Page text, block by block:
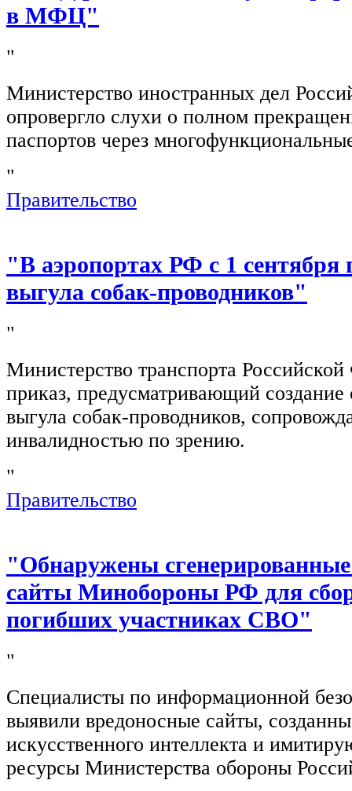
в МФЦ"
"
Министерство иностранных дел
опровергло слухи о полном
паспортов через
"
Правительство
"В аэропортах РФ с 1 сентября
выгула собак-проводников"
"
Министерство транспорта
приказ, предусматривающий создание
выгула собак-проводников,
инвалидностью по зрению.
"
Правительство
"Обнаружены
сайты Минобороны РФ для
погибших участниках СВО"
"
Специалисты по информационной
выявили вредоносные сайты,
искусственного интеллекта и
ресурсы Министерства обороны